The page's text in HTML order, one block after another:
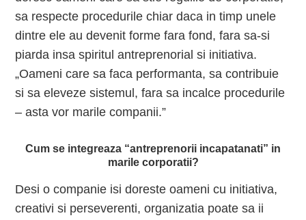
sa respecte procedurile chiar daca in timp unele
dintre ele au devenit forme fara fond, fara sa-si
piarda insa spiritul antreprenorial si initiativa.
„Oameni care sa faca performanta, sa contribuie
si sa eleveze sistemul, fara sa incalce procedurile
– asta vor marile companii.”
Cum se integreaza “antreprenorii incapatanati” in
marile corporatii?
Desi o companie isi doreste oameni cu initiativa,
creativi si perseverenti, organizatia poate sa ii